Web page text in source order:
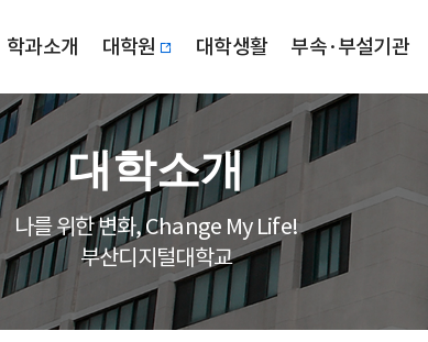
학과소개 대학원 대학생활 부속·부설기관
대학소개
나를 위한 변화, Change My Life!
부산디지털대학교